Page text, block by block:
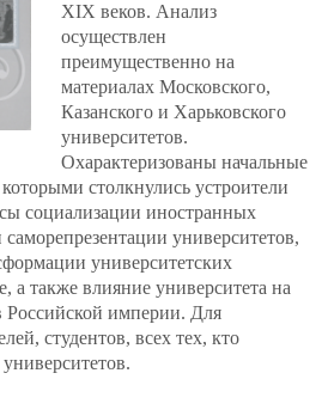
XIX веков. Анализ
осуществлен
преимущественно на
материалах Московского,
Казанского и Харьковского
университетов.
Охарактеризованы начальные
столкнулись устроители
социализации иностранных
университетов,
университетских
а также влияние университета на
Российской империи. Для
студентов, всех тех, кто